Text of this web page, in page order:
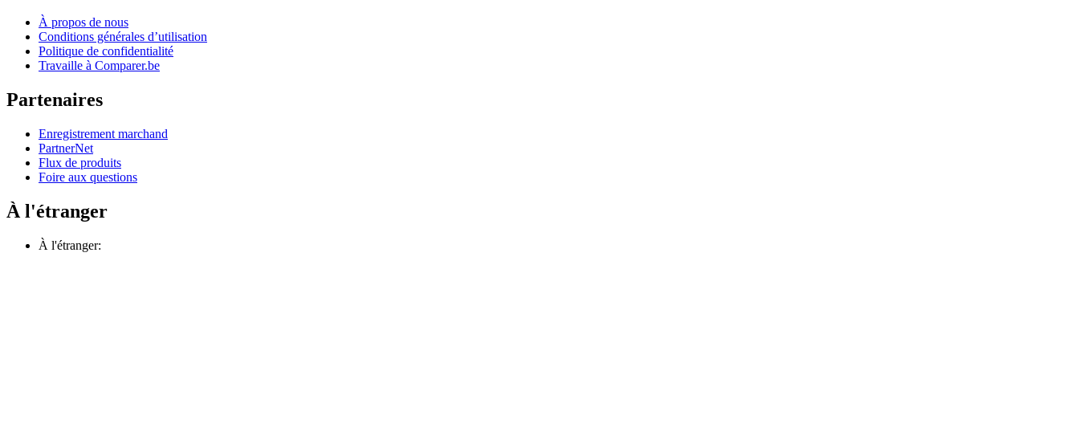
À propos de nous
Conditions générales d’utilisation
Politique de confidentialité
Travaille à Comparer.be
Partenaires
Enregistrement marchand
PartnerNet
Flux de produits
Foire aux questions
À l'étranger
À l'étranger: